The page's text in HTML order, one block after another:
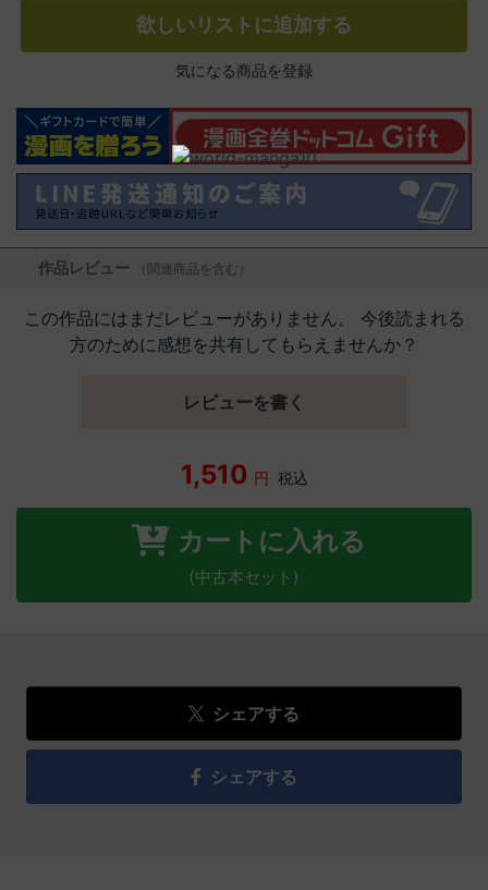
欲しいリストに追加する
気になる商品を登録
作品レビュー （関連商品を含む）
この作品にはまだレビューがありません。 今後読まれる
方のために感想を共有してもらえませんか？
レビューを書く
1,510 円 税込
カートに入れる
(中古本セット)
シェアする
シェアする